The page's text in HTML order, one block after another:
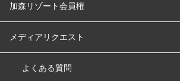
加森リゾート会員権
メディアリクエスト
よくある質問